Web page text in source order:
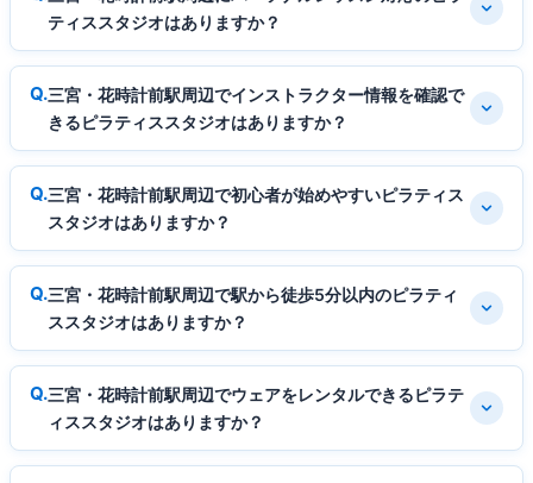
ティススタジオはありますか？
三宮・花時計前駅周辺でインストラクター情報を確認で
きるピラティススタジオはありますか？
三宮・花時計前駅周辺で初心者が始めやすいピラティス
スタジオはありますか？
三宮・花時計前駅周辺で駅から徒歩5分以内のピラティ
ススタジオはありますか？
三宮・花時計前駅周辺でウェアをレンタルできるピラテ
ィススタジオはありますか？